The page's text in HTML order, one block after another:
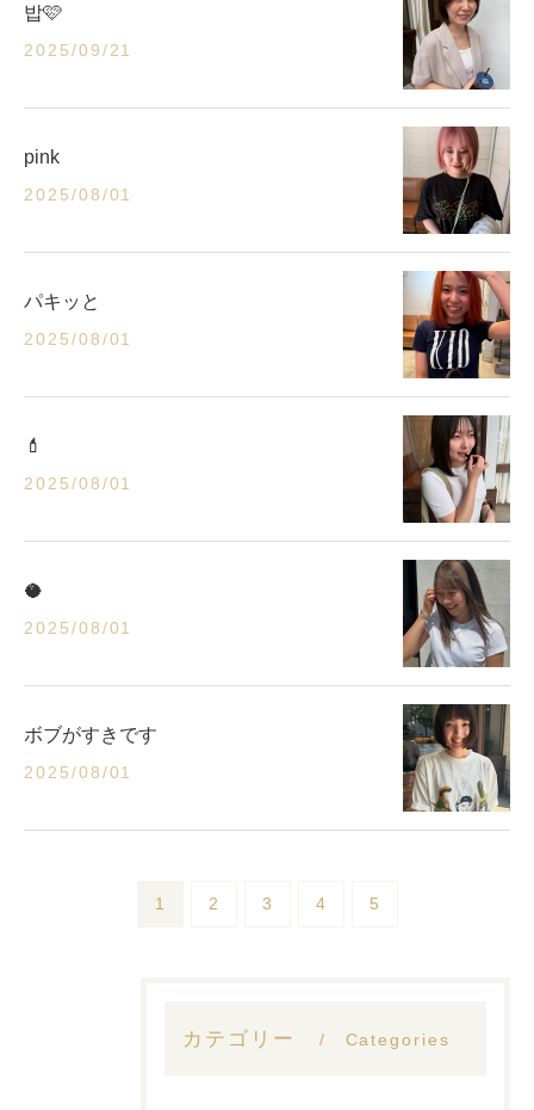
밥🩷
2025/09/21
pink
2025/08/01
パキッと
2025/08/01
💄
2025/08/01
🥥
2025/08/01
ボブがすきです
2025/08/01
1 2 3 4 5
カテゴリー Categories